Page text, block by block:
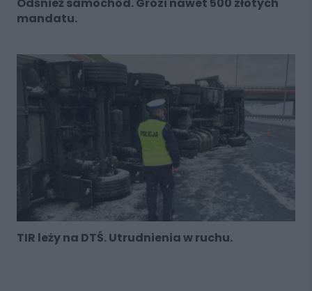
mandatu.
TIR leży na DTŚ. Utrudnienia w ruchu.